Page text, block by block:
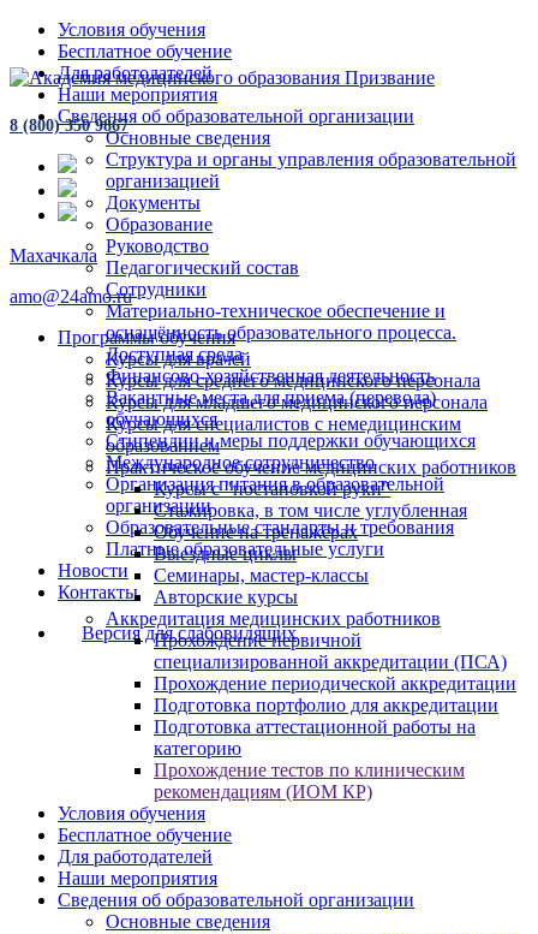
Условия обучения
Бесплатное обучение
Для работодателей
Наши мероприятия
Сведения об образовательной организации
Основные сведения
Структура и органы управления образовательной
организацией
Документы
Образование
Руководство
Педагогический состав
Сотрудники
Материально-техническое обеспечение и
оснащённость образовательного процесса.
Доступная среда
Финансово-хозяйственная деятельность
Вакантные места для приема (перевода)
обучающихся
Стипендии и меры поддержки обучающихся
Международное сотрудничество
Организация питания в образовательной
организации
Образовательные стандарты и требования
Платные образовательные услуги
Новости
Контакты
Версия для слабовидящих
8 (800) 350 9867
Махачкала
amo@24amo.ru
Программы обучения
Курсы для врачей
Курсы для среднего медицинского персонала
Курсы для младшего медицинского персонала
Курсы для специалистов с немедицинским
образованием
Практическое обучение медицинских работников
Курсы с "постановкой руки"
Стажировка, в том числе углубленная
Обучение на тренажёрах
Выездные циклы
Семинары, мастер-классы
Авторские курсы
Аккредитация медицинских работников
Прохождение первичной
специализированной аккредитации (ПСА)
Прохождение периодической аккредитации
Подготовка портфолио для аккредитации
Подготовка аттестационной работы на
категорию
Прохождение тестов по клиническим
рекомендациям (ИОМ КР)
Условия обучения
Бесплатное обучение
Для работодателей
Наши мероприятия
Сведения об образовательной организации
Основные сведения